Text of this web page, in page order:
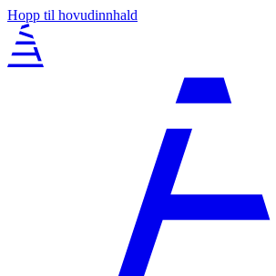
Hopp til hovudinnhald